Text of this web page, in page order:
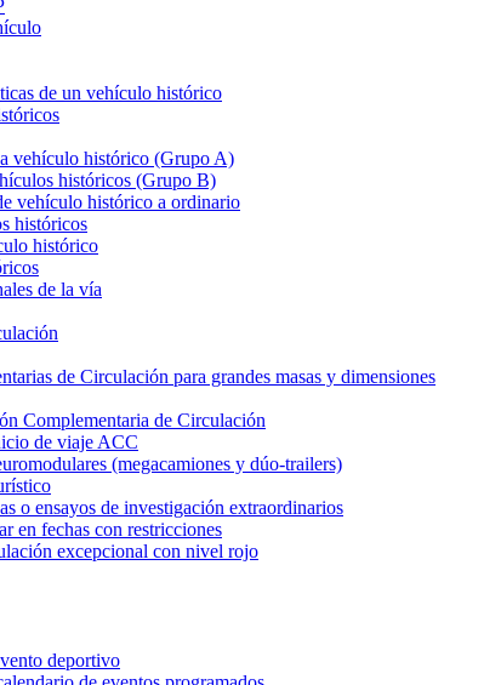
de un vehículo histórico
vehículo histórico (Grupo A)
históricos (Grupo B)
vehículo histórico a ordinario
históricos
histórico
de la vía
de Circulación para grandes masas y dimensiones
Complementaria de Circulación
de viaje ACC
(megacamiones y dúo-trailers)
o ensayos de investigación extraordinarios
en fechas con restricciones
excepcional con nivel rojo
deportivo